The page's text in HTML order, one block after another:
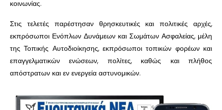
κοινωνίας.
Στις τελετές παρέστησαν θρησκευτικές και πολιτικές αρχές,
εκπρόσωποι Ενόπλων Δυνάμεων και Σωμάτων Ασφαλείας, μέλη
της Τοπικής Αυτοδιοίκησης, εκπρόσωποι τοπικών φορέων και
επαγγελματικών ενώσεων, πολίτες, καθώς και πλήθος
απόστρατων και εν ενεργεία αστυνομικών.